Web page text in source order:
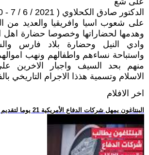
الدكتور صادق الكحلاوي ( 2021 / 6 / 7 - 04:20 )
على شعوب اسيا وافريقيا والعديد من
وهدمها لحضاراتها وخصوصا حضارة اهل
وادي النيل وحضارة بلاد فارس
واستباحة نساءهم واطفالهم ونهب
منهم بحد السيف واجبار الاخرين
الاسلام وتسمية هذذا الاجرام التاريخي
اخر الافلام
.. البنتاغون يمهل شركات الدفاع الأمريكية 21 يوما لتقديم خطط تسر